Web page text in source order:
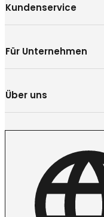
Kundenservice
Für Unternehmen
Über uns